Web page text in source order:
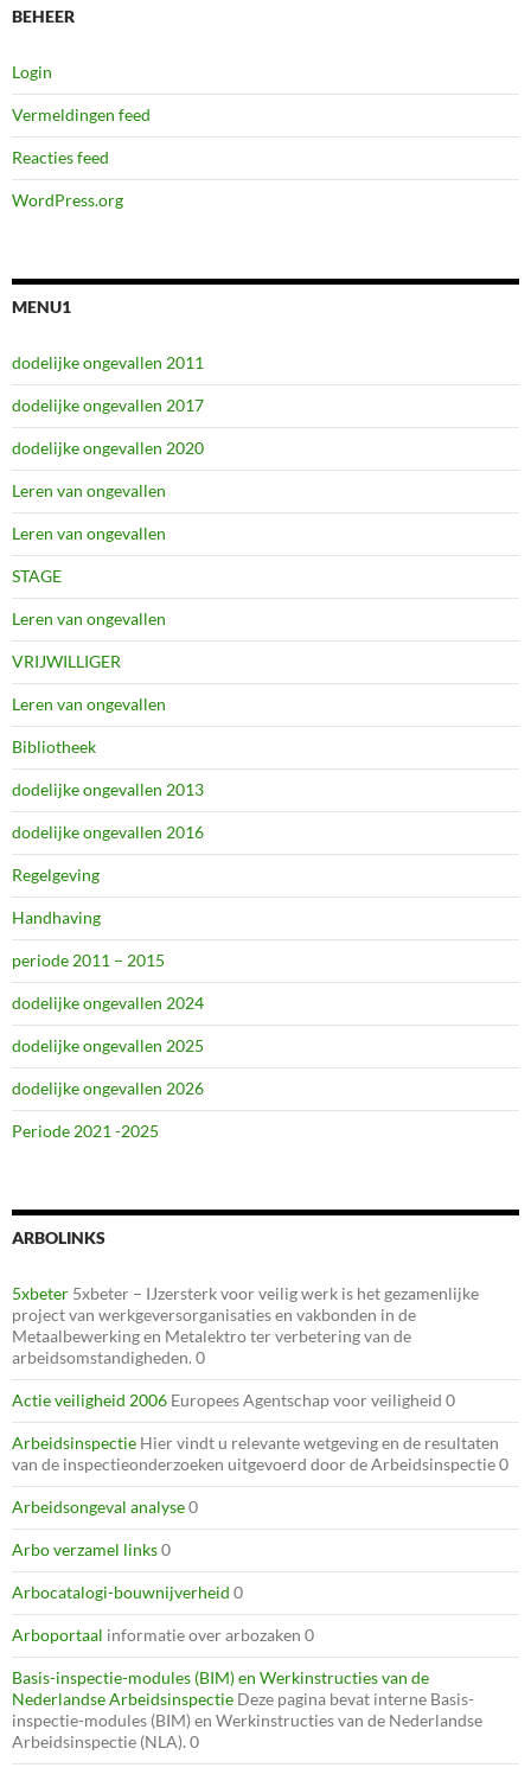
BEHEER
Login
Vermeldingen feed
Reacties feed
WordPress.org
MENU1
dodelijke ongevallen 2011
dodelijke ongevallen 2017
dodelijke ongevallen 2020
Leren van ongevallen
Leren van ongevallen
STAGE
Leren van ongevallen
VRIJWILLIGER
Leren van ongevallen
Bibliotheek
dodelijke ongevallen 2013
dodelijke ongevallen 2016
Regelgeving
Handhaving
periode 2011 – 2015
dodelijke ongevallen 2024
dodelijke ongevallen 2025
dodelijke ongevallen 2026
Periode 2021 -2025
ARBOLINKS
5xbeter 5xbeter – IJzersterk voor veilig werk is het gezamenlijke
project van werkgeversorganisaties en vakbonden in de
Metaalbewerking en Metalektro ter verbetering van de
arbeidsomstandigheden. 0
Actie veiligheid 2006 Europees Agentschap voor veiligheid 0
Arbeidsinspectie Hier vindt u relevante wetgeving en de resultaten
van de inspectieonderzoeken uitgevoerd door de Arbeidsinspectie 0
Arbeidsongeval analyse0
Arbo verzamel links0
Arbocatalogi-bouwnijverheid 0
Arboportaal informatie over arbozaken 0
Basis-inspectie-modules (BIM) en Werkinstructies van de
Nederlandse Arbeidsinspectie Deze pagina bevat interne Basis-
inspectie-modules (BIM) en Werkinstructies van de Nederlandse
Arbeidsinspectie (NLA). 0